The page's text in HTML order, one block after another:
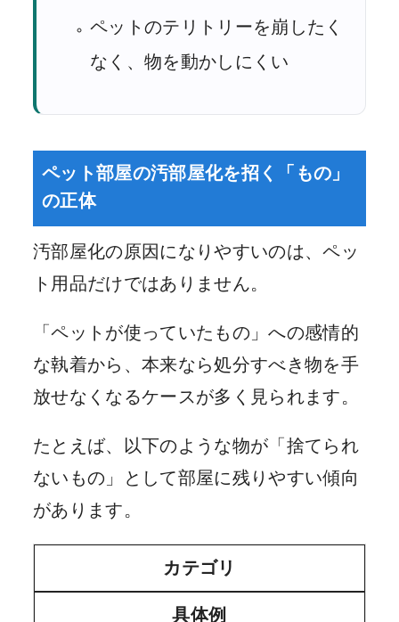
ペットのテリトリーを崩したく
なく、物を動かしにくい
ペット部屋の汚部屋化を招く「もの」
の正体
汚部屋化の原因になりやすいのは、ペッ
ト用品だけではありません。
「ペットが使っていたもの」への感情的
な執着から、本来なら処分すべき物を手
放せなくなるケースが多く見られます。
たとえば、以下のような物が「捨てられ
ないもの」として部屋に残りやすい傾向
があります。
カテゴリ
具体例